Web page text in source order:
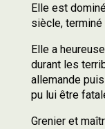
Elle est
siècle, terminé
Elle a
durant les
allemande
pu lui être
Grenier et